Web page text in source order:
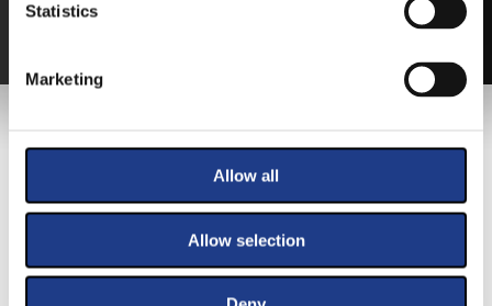
Statistics
Marketing
Allow all
Allow selection